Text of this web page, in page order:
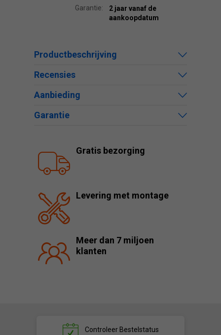
Garantie:
2 jaar vanaf de
aankoopdatum
Productbeschrijving
Recensies
Aanbieding
Garantie
Gratis bezorging
Levering met montage
Meer dan 7 miljoen
klanten
ControleerBestelstatus